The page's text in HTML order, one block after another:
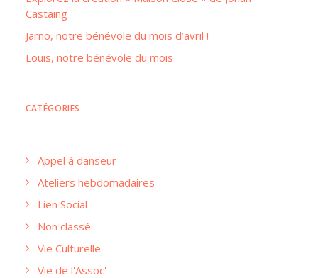
Castaing
Jarno, notre bénévole du mois d’avril !
Louis, notre bénévole du mois
CATÉGORIES
Appel à danseur
Ateliers hebdomadaires
Lien Social
Non classé
Vie Culturelle
Vie de l'Assoc'